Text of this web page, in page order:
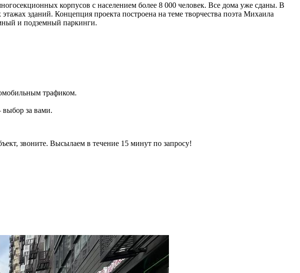
корпусов с населением более 8 000 человек. Все дома уже сданы. В
зданий. Концепция проекта построена на теме творчества поэта Михаила
и подземный паркинги.
трафиком.
выбор за вами.
Высылаем в течение 15 минут по запросу!